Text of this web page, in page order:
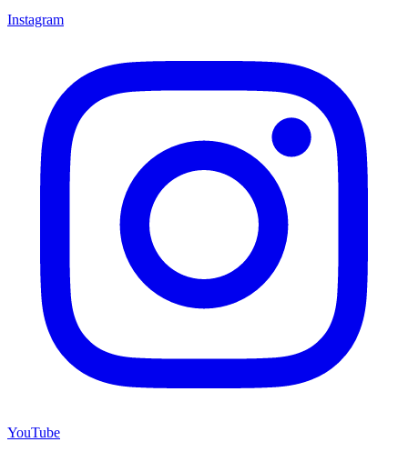
Instagram
YouTube